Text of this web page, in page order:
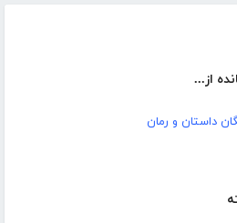
از...
داستان و رمان